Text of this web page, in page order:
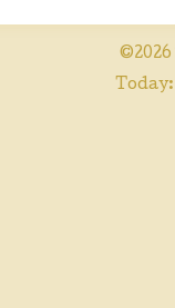
©2026
Today: